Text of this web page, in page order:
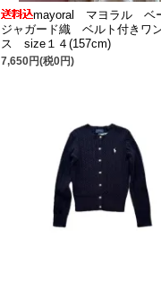
mayoral マヨラル ベ
ジャガード織 ベルト付きワ
ス size１４(157cm)
7,650円(税0円)